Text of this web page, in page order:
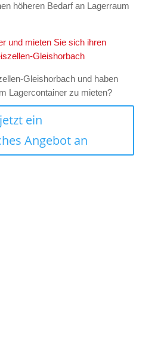
höheren Bedarf an Lagerraum
und mieten Sie sich ihren
Gleishorbach
Gleishorbach und haben
Lagercontainer zu mieten?
ein
Angebot an